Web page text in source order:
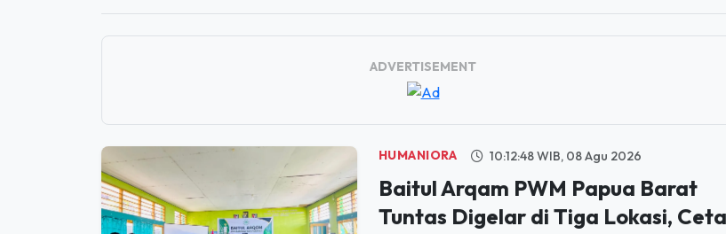
Baitul Arqam PWM Papua Barat
Tuntas Digelar di Tiga Lokasi, Cetak
Kader Islam Kokoh dan